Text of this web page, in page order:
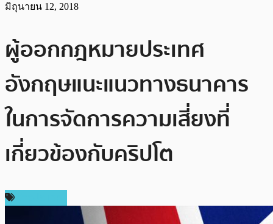
มิถุนายน 12, 2018
ผู้ออกกฎหมายประเทศ
อังกฤษแนะแนวทางธนาคาร
ในการจัดการความเสี่ยงที่
เกี่ยวข้องกับคริปโต